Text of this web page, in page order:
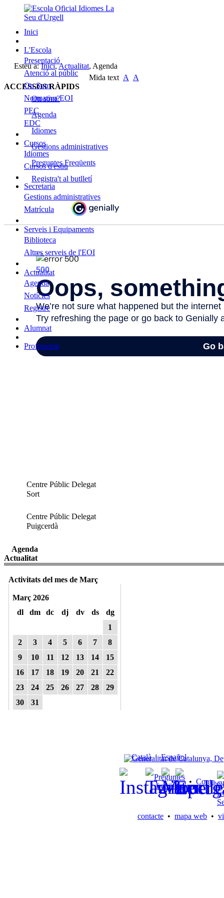
Inici
L'Escola
Presentació
Atenció al públic
On Som
Normativa EOI
PEC
EDC
Cursos
Idiomes
Cursos d'estiu
Secretaria
Gestions administratives
Matrícula
Serveis i Equipaments
Biblioteca
Altres serveis de l'EOI
Actualitat
Agenda
Notícies
Registre
Alumnat
Professorat
Esteu a:Inici,Actualitat, Agenda
Mida text A
A
ACCESSOS RÀPIDS
On som?
Agenda
Idiomes
Gestions administratives
Preguntes Freqüents
Registra't al butlletí
Centre Públic Delegat
Sort
Centre Públic Delegat
Puigcerdà
Agenda
Actualitat
Activitats del mes de Març
Març 2026
dl
dm dc dj dv ds
dg
1
2
3 4 5 6 7
8
9
10 11 12 13 14
15
16
17 18 19 20 21
22
23
24 25 26 27 28
29
30
31
Català | Español
Preguntes
freqüents
• Contacte
contacte • mapa web •